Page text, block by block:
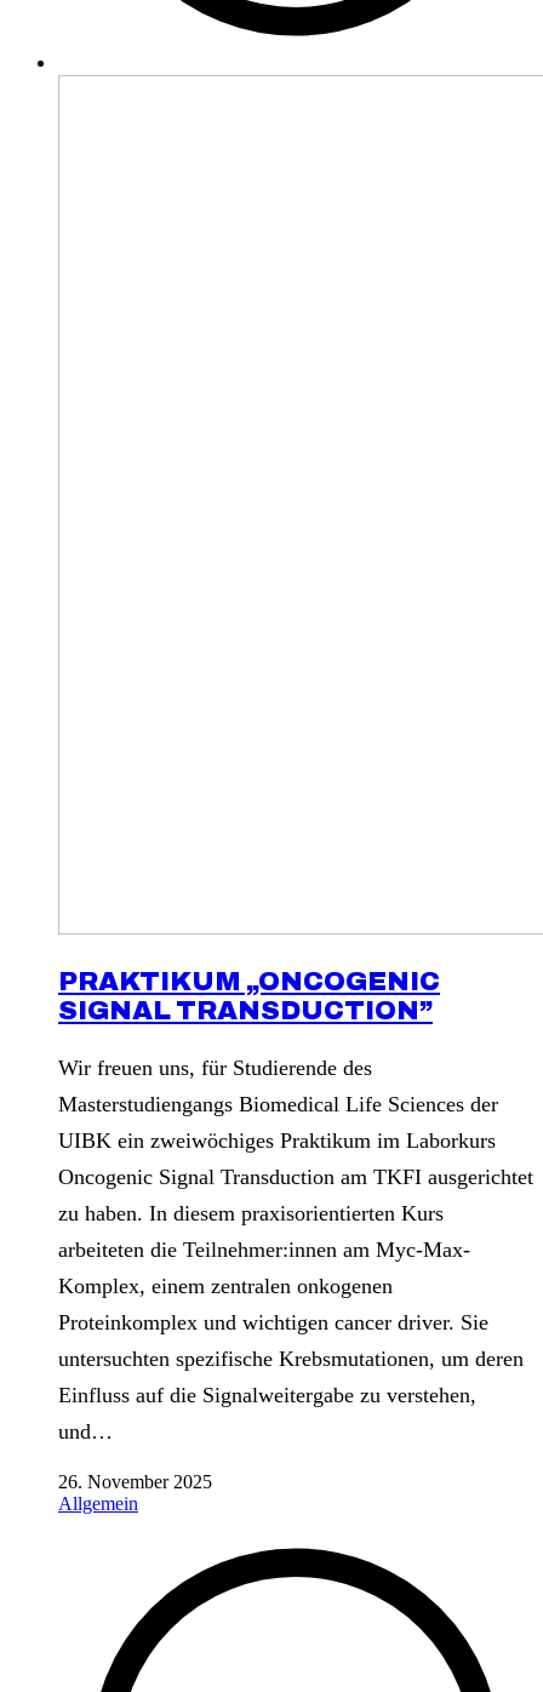
PRAKTIKUM „ONCOGENIC
SIGNAL TRANSDUCTION”
Wir freuen uns, für Studierende des
Masterstudiengangs Biomedical Life Sciences der
UIBK ein zweiwöchiges Praktikum im Laborkurs
Oncogenic Signal Transduction am TKFI ausgerichtet
zu haben. In diesem praxisorientierten Kurs
arbeiteten die Teilnehmer:innen am Myc-Max-
Komplex, einem zentralen onkogenen
Proteinkomplex und wichtigen cancer driver. Sie
untersuchten spezifische Krebsmutationen, um deren
Einfluss auf die Signalweitergabe zu verstehen,
und…
26. November 2025
Allgemein